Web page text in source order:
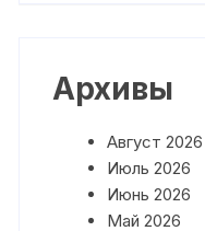
Архивы
Август 2026
Июль 2026
Июнь 2026
Май 2026